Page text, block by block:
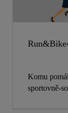
Komu
sportovně-